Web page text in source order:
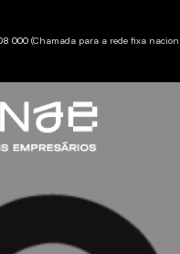
000 (Chamada para a rede fixa